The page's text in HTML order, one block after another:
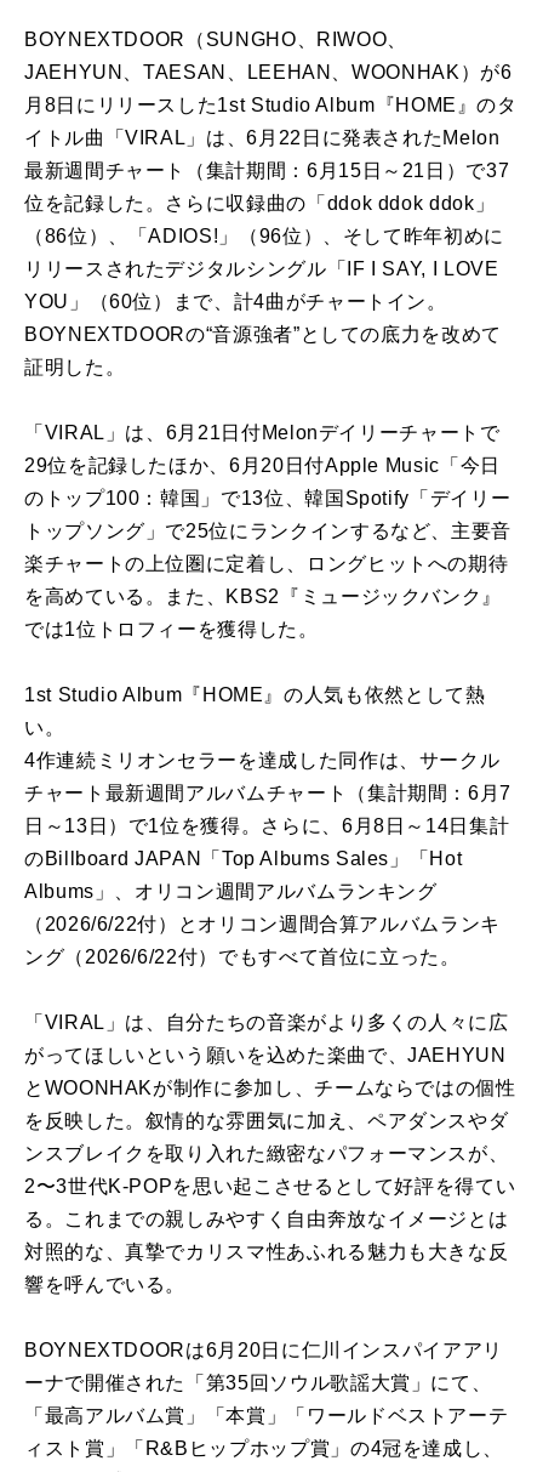
BOYNEXTDOOR（SUNGHO、RIWOO、
JAEHYUN、TAESAN、LEEHAN、WOONHAK）が6
月8日にリリースした1st Studio Album『HOME』のタ
イトル曲「VIRAL」は、6月22日に発表されたMelon
最新週間チャート（集計期間：6月15日～21日）で37
位を記録した。さらに収録曲の「ddok ddok ddok」
（86位）、「ADIOS!」（96位）、そして昨年初めに
リリースされたデジタルシングル「IF I SAY, I LOVE
YOU」（60位）まで、計4曲がチャートイン。
BOYNEXTDOORの“音源強者”としての底力を改めて
証明した。
「VIRAL」は、6月21日付Melonデイリーチャートで
29位を記録したほか、6月20日付Apple Music「今日
のトップ100：韓国」で13位、韓国Spotify「デイリー
トップソング」で25位にランクインするなど、主要音
楽チャートの上位圏に定着し、ロングヒットへの期待
を高めている。また、KBS2『ミュージックバンク』
では1位トロフィーを獲得した。
1st Studio Album『HOME』の人気も依然として熱
い。
4作連続ミリオンセラーを達成した同作は、サークル
チャート最新週間アルバムチャート（集計期間：6月7
日～13日）で1位を獲得。さらに、6月8日～14日集計
のBillboard JAPAN「Top Albums Sales」「Hot
Albums」、オリコン週間アルバムランキング
（2026/6/22付）とオリコン週間合算アルバムランキ
ング（2026/6/22付）でもすべて首位に立った。
「VIRAL」は、自分たちの音楽がより多くの人々に広
がってほしいという願いを込めた楽曲で、JAEHYUN
とWOONHAKが制作に参加し、チームならではの個性
を反映した。叙情的な雰囲気に加え、ペアダンスやダ
ンスブレイクを取り入れた緻密なパフォーマンスが、
2〜3世代K-POPを思い起こさせるとして好評を得てい
る。これまでの親しみやすく自由奔放なイメージとは
対照的な、真摯でカリスマ性あふれる魅力も大きな反
響を呼んでいる。
BOYNEXTDOORは6月20日に仁川インスパイアアリ
ーナで開催された「第35回ソウル歌謡大賞」にて、
「最高アルバム賞」「本賞」「ワールドベストアーテ
ィスト賞」「R&Bヒップホップ賞」の4冠を達成し、